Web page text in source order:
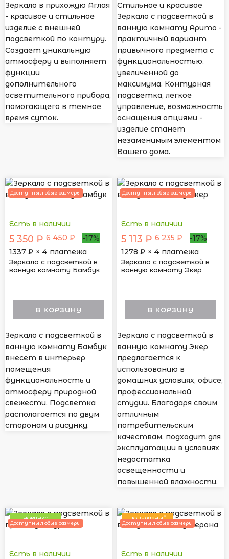
Зеркало в прихожую Аглая
- красивое и стильное
изделие с внешней
подсветкой по контуру.
Создает уникальную
атмосферу и выполняет
функции
дополнительного
осветительного прибора,
помогающего в темное
время суток.
Стильное и красивое
Зеркало с подсветкой в
ванную комнату Арито -
практичный вариант
привычного предмета с
функциональностью,
увеличенной до
максимума. Контурная
подсветка, легкое
управление, возможность
оснащения опциями -
изделие станет
незаменимым элементом
Вашего дома.
Доступны любые размеры
Есть в наличии
5 350 ₽ 6 450 ₽
-17%
1337 ₽ × 4 платежа
Зеркало с подсветкой в
ванную комнату Бамбук
В КОРЗИНУ
Зеркало с подсветкой в
ванную комнату Бамбук
внесет в интерьер
помещения
функциональность и
атмосферу природной
свежести. Подсветка
располагается по двум
сторонам и рисунку.
Доступны любые размеры
Есть в наличии
5 113 ₽ 6 235 ₽
-17%
1278 ₽ × 4 платежа
Зеркало с подсветкой в
ванную комнату Экер
В КОРЗИНУ
Зеркало с подсветкой в
ванную комнату Экер
предлагается к
использованию в
домашних условиях, офисе,
профессиональной
студии. Благодаря своим
отличным
потребительским
качествам, подходит для
эксплуатации в условиях
недостатка
освещенности и
повышенной влажности.
НОВИНКА
Доступны любые размеры
Есть в наличии
ПОПУЛЯРНЫЙ
Доступны любые размеры
Есть в наличии